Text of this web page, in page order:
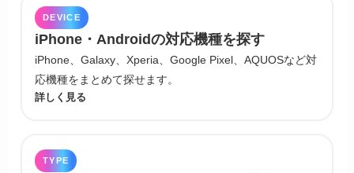
DEVICE
iPhone・Androidの対応機種を探す
iPhone、Galaxy、Xperia、Google Pixel、AQUOSなど対
応機種をまとめて探せます。
詳しく見る
TYPE